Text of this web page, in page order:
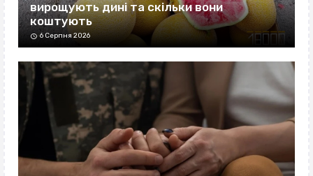
вирощують дині та скільки вони
коштують
6 Серпня 2026